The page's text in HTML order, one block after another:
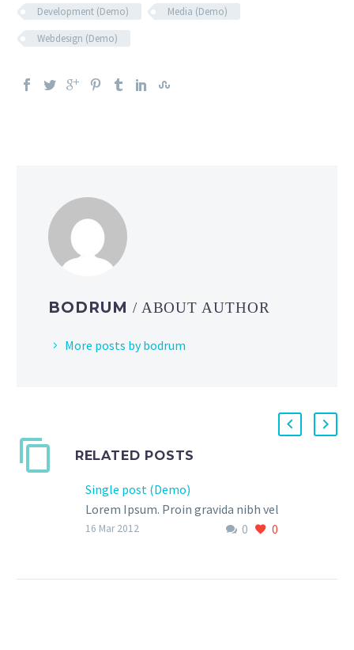
Development (Demo)
Media (Demo)
Webdesign (Demo)
BODRUM / ABOUT AUTHOR
More posts by bodrum
RELATED POSTS
Single post (Demo)
Lorem Ipsum. Proin gravida nibh vel
velit auctor aliquet. Aenean 0 0
16 Mar 2012